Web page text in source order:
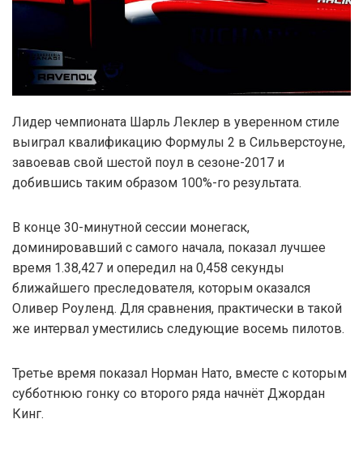
Лидер чемпионата Шарль Леклер в уверенном стиле
выиграл квалификацию Формулы 2 в Сильверстоуне,
завоевав свой шестой поул в сезоне-2017 и
добившись таким образом 100%-го результата.
В конце 30-минутной сессии монегаск,
доминировавший с самого начала, показал лучшее
время 1.38,427 и опередил на 0,458 секунды
ближайшего преследователя, которым оказался
Оливер Роуленд. Для сравнения, практически в такой
же интервал уместились следующие восемь пилотов.
Третье время показал Норман Нато, вместе с которым
субботнюю гонку со второго ряда начнёт Джордан
Кинг.